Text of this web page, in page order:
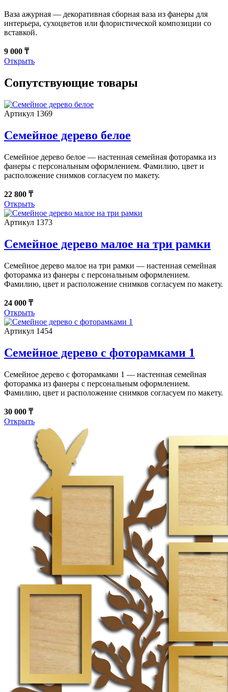
Ваза ажурная — декоративная сборная ваза из фанеры для
интерьера, сухоцветов или флористической композиции со
вставкой.
9 000 ₸
Открыть
Сопутствующие товары
Артикул 1369
Семейное дерево белое
Семейное дерево белое — настенная семейная фоторамка из
фанеры с персональным оформлением. Фамилию, цвет и
расположение снимков согласуем по макету.
22 800 ₸
Открыть
Артикул 1373
Семейное дерево малое на три рамки
Семейное дерево малое на три рамки — настенная семейная
фоторамка из фанеры с персональным оформлением.
Фамилию, цвет и расположение снимков согласуем по макету.
24 000 ₸
Открыть
Артикул 1454
Семейное дерево с фоторамками 1
Семейное дерево с фоторамками 1 — настенная семейная
фоторамка из фанеры с персональным оформлением.
Фамилию, цвет и расположение снимков согласуем по макету.
30 000 ₸
Открыть